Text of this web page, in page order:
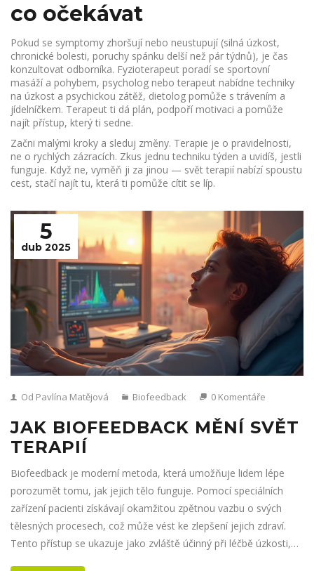
co očekávat
Pokud se symptomy zhoršují nebo neustupují (silná úzkost,
chronické bolesti, poruchy spánku delší než pár týdnů), je čas
konzultovat odborníka. Fyzioterapeut poradí se sportovní
masáží a pohybem, psycholog nebo terapeut nabídne techniky
na úzkost a psychickou zátěž, dietolog pomůže s trávením a
jídelníčkem. Terapeut ti dá plán, podpoří motivaci a pomůže
najít přístup, který ti sedne.
Začni malými kroky a sleduj změny. Terapie je o pravidelnosti,
ne o rychlých zázracích. Zkus jednu techniku týden a uvidíš, jestli
funguje. Když ne, vyměň ji za jinou — svět terapií nabízí spoustu
cest, stačí najít tu, která ti pomůže cítit se líp.
5
dub 2025
Od Pavlína Matějová Biofeedback 0 Komentáře
JAK BIOFEEDBACK MĚNÍ SVĚT
TERAPIÍ
Biofeedback je moderní metoda, která umožňuje lidem lépe
porozumět tomu, jak jejich tělo funguje. Pomocí speciálních
zařízení pacienti získávají okamžitou zpětnou vazbu o svých
tělesných procesech, což může vést ke zlepšení jejich zdraví.
Tento přístup se ukazuje jako zvláště účinný při léčbě úzkosti,